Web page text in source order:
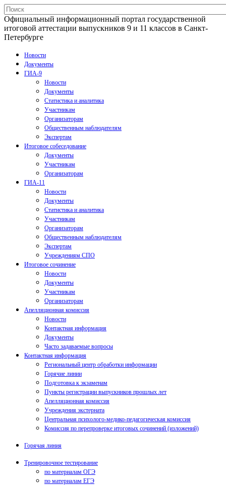
Официальный информационный портал государственной
итоговой аттестации выпускников 9 и 11 классов в Санкт-
Петербурге
Новости
Документы
ГИА-9
Новости
Документы
Статистика и аналитика
Участникам
Организаторам
Общественным наблюдателям
Экспертам
Итоговое собеседование
Документы
Участникам
Организаторам
ГИА-11
Новости
Документы
Статистика и аналитика
Участникам
Организаторам
Общественным наблюдателям
Экспертам
Учреждениям СПО
Итоговое сочинение
Новости
Документы
Участникам
Организаторам
Апелляционная комиссия
Новости
Контактная информация
Документы
Часто задаваемые вопросы
Контактная информация
Региональный центр обработки информации
Горячие линии
Подготовка к экзаменам
Пункты регистрации выпускников прошлых лет
Апелляционная комиссия
Учреждения экстерната
Центральная психолого-медико-педагогическая комиссия
Комиссия по перепроверке итоговых сочинений (изложений)
Горячая линия
Тренировочное тестирование
по материалам ОГЭ
по материалам ЕГЭ